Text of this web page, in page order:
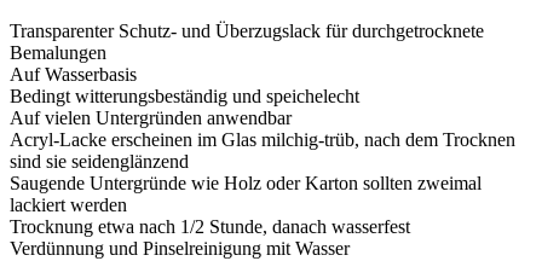
Transparenter Schutz- und Überzugslack für durchgetrocknete
Bemalungen
Auf Wasserbasis
Bedingt witterungsbeständig und speichelecht
Auf vielen Untergründen anwendbar
Acryl-Lacke erscheinen im Glas milchig-trüb, nach dem Trocknen
sind sie seidenglänzend
Saugende Untergründe wie Holz oder Karton sollten zweimal
lackiert werden
Trocknung etwa nach 1/2 Stunde, danach wasserfest
Verdünnung und Pinselreinigung mit Wasser